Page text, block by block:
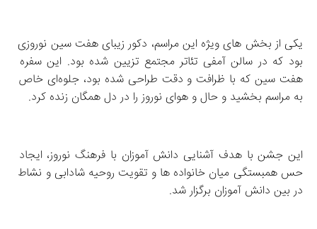
یکی از بخش‌ های ویژه این مراسم، دکور زیبای هفت‌ سین نوروزی
بود که در سالن آمفی‌ تئاتر مجتمع تزیین شده بود. این سفره
هفت‌ سین که با ظرافت و دقت طراحی شده بود، جلوه‌ای خاص
به مراسم بخشید و حال و هوای نوروز را در دل همگان زنده کرد.
این جشن با هدف آشنایی دانش‌ آموزان با فرهنگ نوروز، ایجاد
حس همبستگی میان خانواده‌ ها و تقویت روحیه شادابی و نشاط
در بین دانش‌ آموزان برگزار شد.